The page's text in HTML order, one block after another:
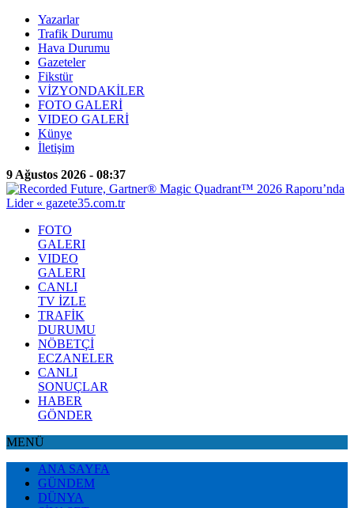
Yazarlar
Trafik Durumu
Hava Durumu
Gazeteler
Fikstür
VİZYONDAKİLER
FOTO GALERİ
VIDEO GALERİ
Künye
İletişim
9 Ağustos 2026 - 08:37
FOTO
GALERI
VIDEO
GALERI
CANLI
TV İZLE
TRAFİK
DURUMU
NÖBETÇİ
ECZANELER
CANLI
SONUÇLAR
HABER
GÖNDER
MENÜ
ANA SAYFA
GÜNDEM
DÜNYA